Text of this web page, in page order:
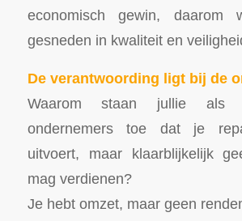
economisch gewin, daarom
gesneden in kwaliteit en
De verantwoording ligt bij de
Waarom staan jullie als
ondernemers toe dat je
uitvoert, maar klaarblijkelijk
mag verdienen?
Je hebt omzet, maar geen